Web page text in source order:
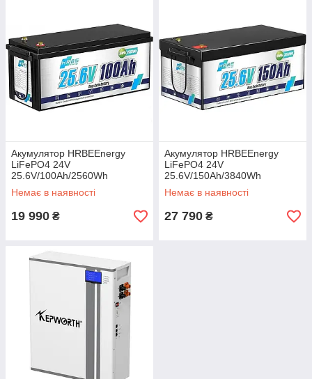
Акумулятор HRBEEnergy
LiFePO4 24V
25.6V/100Ah/2560Wh
Немає в наявності
19 990 ₴
Акумулятор HRBEEnergy
LiFePO4 24V
25.6V/150Ah/3840Wh
Немає в наявності
27 790 ₴